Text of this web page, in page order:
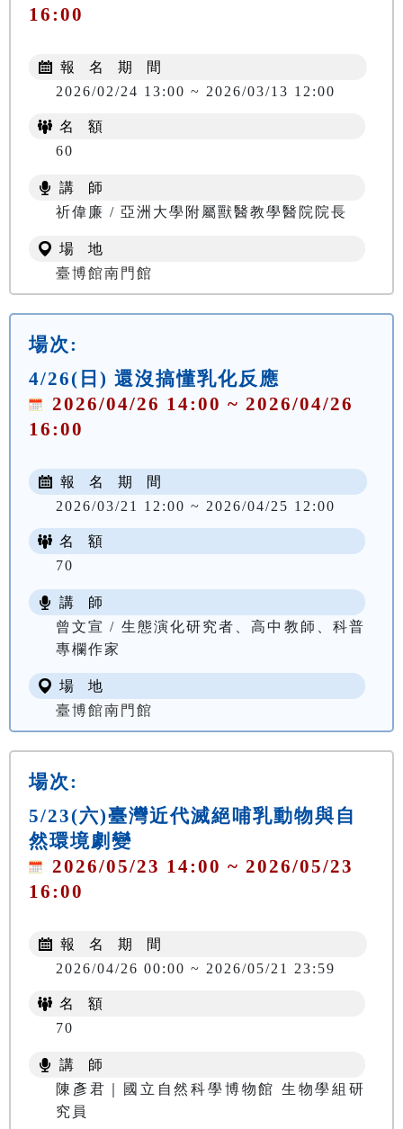
16:00
報 名 期 間
2026/02/24 13:00 ~ 2026/03/13 12:00
名 額
60
講 師
祈偉廉 / 亞洲大學附屬獸醫教學醫院院長
場 地
臺博館南門館
場次:
4/26(日) 還沒搞懂乳化反應
2026/04/26 14:00 ~ 2026/04/26
16:00
報 名 期 間
2026/03/21 12:00 ~ 2026/04/25 12:00
名 額
70
講 師
曾文宣 / 生態演化研究者、高中教師、科普
專欄作家
場 地
臺博館南門館
場次:
5/23(六)臺灣近代滅絕哺乳動物與自
然環境劇變
2026/05/23 14:00 ~ 2026/05/23
16:00
報 名 期 間
2026/04/26 00:00 ~ 2026/05/21 23:59
名 額
70
講 師
陳彥君｜國立自然科學博物館 生物學組研
究員